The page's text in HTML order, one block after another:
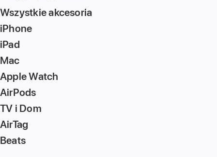
Wszystkie akcesoria
iPhone
iPad
Mac
Apple Watch
AirPods
TV i Dom
AirTag
Beats